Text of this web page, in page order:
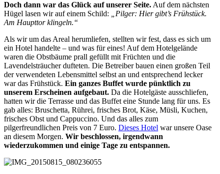
Doch dann war das Glück auf unserer Seite. Auf dem nächsten
Hügel lasen wir auf einem Schild:
„Pilger: Hier gibt’s Frühstück.
Am Haupttor klingeln.“
Als wir um das Areal herumliefen, stellten wir fest, dass es sich um
ein Hotel handelte – und was für eines! Auf dem Hotelgelände
waren die Obstbäume prall gefüllt mit Früchten und die
Lavendelsträucher dufteten. Die Betreiber bauen einen großen Teil
der verwendeten Lebensmittel selbst an und entsprechend lecker
war das Frühstück. Ein ganzes Buffet wurde pünktlich zu
unserem Erscheinen aufgebaut. Da die Hotelgäste ausschliefen,
hatten wir die Terrasse und das Buffet eine Stunde lang für uns. Es
gab alles: Bruschetta, Rührei, frisches Brot, Käse, Müsli, Kuchen,
frisches Obst und Cappuccino. Und das alles zum
pilgerfreundlichen Preis von 7 Euro. Dieses Hotel war unsere Oase
an diesem Morgen. Wir beschlossen, irgendwann
wiederzukommen und einige Tage zu entspannen.